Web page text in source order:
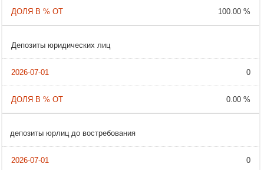
100.00 %
Депозиты юридических лиц
0
0.00 %
депозиты юрлиц до востребования
0